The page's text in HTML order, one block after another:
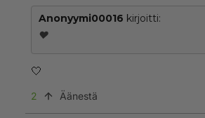
Anonyymi00016 kirjoitti:
❤️
🤍
2 Äänestä